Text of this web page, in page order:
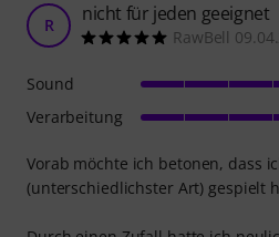
R nicht für jeden geeignet
RawBell
Vorab möchte ich betonen, dass
(unterschiedlichster Art) gespielt
Sound
Verarbeitung